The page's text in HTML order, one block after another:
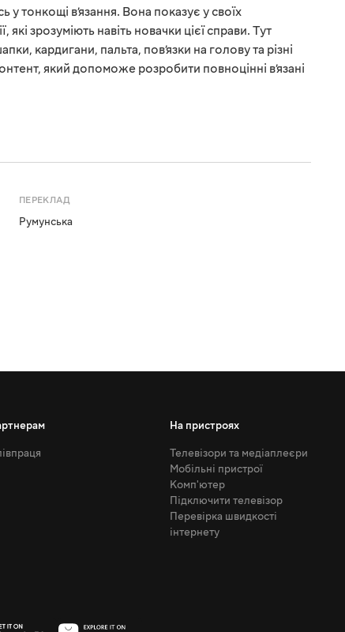
тонкощі в’язання. Вона показує у своїх
які зрозуміють навіть новачки цієї справи. Тут
кардигани, пальта, пов’язки на голову та різні
який допоможе розробити повноцінні в’язані
ПЕРЕКЛАД
Румунська
На пристроях
Телевізори та медіаплеєри
Мобільні пристрої
Комп'ютер
Підключити телевізор
Перевірка швидкості
інтернету